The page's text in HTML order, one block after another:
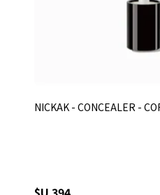
NICKAK - CONCEALER -